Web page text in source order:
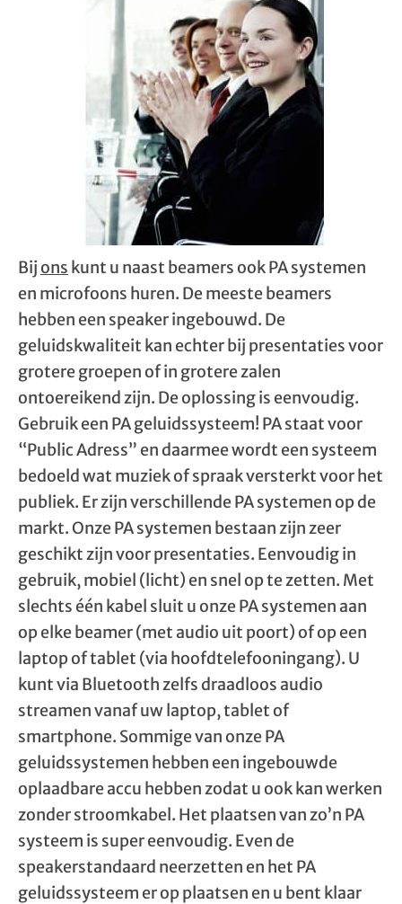
Bij ons kunt u naast beamers ook PA systemen
en microfoons huren. De meeste beamers
hebben een speaker ingebouwd. De
geluidskwaliteit kan echter bij presentaties voor
grotere groepen of in grotere zalen
ontoereikend zijn. De oplossing is eenvoudig.
Gebruik een PA geluidssysteem! PA staat voor
“Public Adress” en daarmee wordt een systeem
bedoeld wat muziek of spraak versterkt voor het
publiek. Er zijn verschillende PA systemen op de
markt. Onze PA systemen bestaan zijn zeer
geschikt zijn voor presentaties. Eenvoudig in
gebruik, mobiel (licht) en snel op te zetten. Met
slechts één kabel sluit u onze PA systemen aan
op elke beamer (met audio uit poort) of op een
laptop of tablet (via hoofdtelefooningang). U
kunt via Bluetooth zelfs draadloos audio
streamen vanaf uw laptop, tablet of
smartphone. Sommige van onze PA
geluidssystemen hebben een ingebouwde
oplaadbare accu hebben zodat u ook kan werken
zonder stroomkabel. Het plaatsen van zo’n PA
systeem is super eenvoudig. Even de
speakerstandaard neerzetten en het PA
geluidssysteem er op plaatsen en u bent klaar